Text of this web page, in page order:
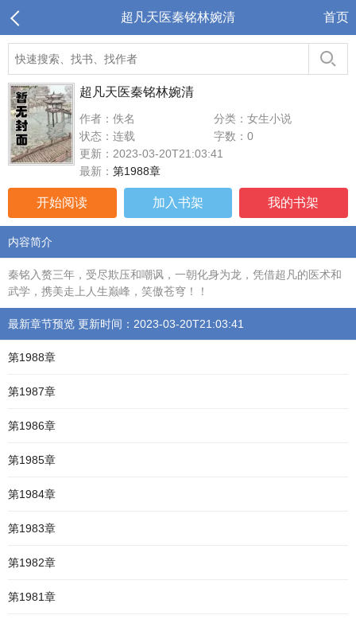
超凡天医秦铭林婉清 首页
超凡天医秦铭林婉清
作者：佚名
分类：女生小说
状态：连载
字数：0
更新：2023-03-20T21:03:41
最新： 第1988章
开始阅读 加入书架 我的书架
内容简介
秦铭入赘三年，受尽欺压和嘲讽，一朝化身为龙，凭借超凡的医术和
武学，携美走上人生巅峰，笑傲苍穹！！
最新章节预览 更新时间：2023-03-20T21:03:41
第1988章
第1987章
第1986章
第1985章
第1984章
第1983章
第1982章
第1981章